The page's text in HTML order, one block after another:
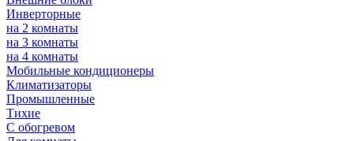
Инверторные
на 2 комнаты
на 3 комнаты
на 4 комнаты
Мобильные кондиционеры
Климатизаторы
Промышленные
Тихие
С обогревом